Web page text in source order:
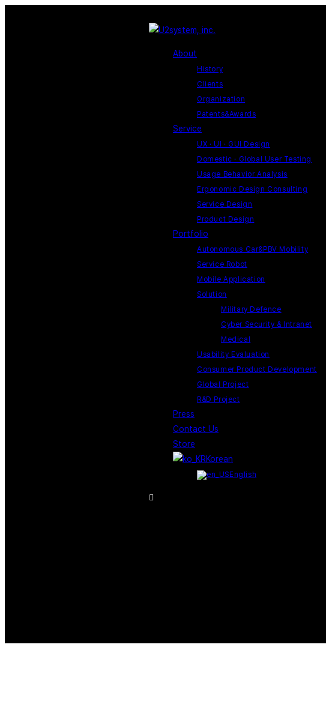
About
History
Clients
Organization
Patents&Awards
Service
UX · UI · GUI Design
Domestic · Global User Testing
Usage Behavior Analysis
Ergonomic Design Consulting
Service Design
Product Design
Portfolio
Autonomous Car&PBV Mobility
Service Robot
Mobile Application
Solution
Military Defence
Cyber Security & Intranet
Medical
Usability Evaluation
Consumer Product Development
Global Project
R&D Project
Press
Contact Us
Store
Korean
English